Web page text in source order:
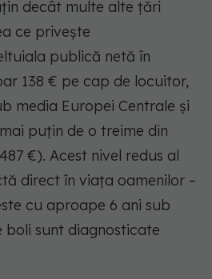
decât multe alte țări
ce privește
publică netă în
138 € pe cap de locuitor,
media Europei Centrale și
puțin de o treime din
€). Acest nivel redus al
direct în viața oamenilor –
cu aproape 6 ani sub
boli sunt diagnosticate